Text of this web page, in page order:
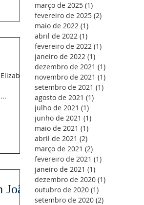
março de 2025 (1)
fevereiro de 2025 (2)
maio de 2022 (1)
abril de 2022 (1)
fevereiro de 2022 (1)
janeiro de 2022 (1)
dezembro de 2021 (1)
novembro de 2021 (1)
setembro de 2021 (1)
agosto de 2021 (1)
julho de 2021 (1)
junho de 2021 (1)
maio de 2021 (1)
abril de 2021 (2)
março de 2021 (2)
fevereiro de 2021 (1)
janeiro de 2021 (1)
dezembro de 2020 (1)
outubro de 2020 (1)
setembro de 2020 (2)